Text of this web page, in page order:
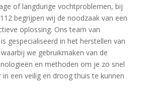
of langdurige vochtproblemen, bij
begrijpen wij de noodzaak van een
oplossing.​ Ons team van
gespecialiseerd in het herstellen van
we gebruikmaken van de
en methoden om je zo snel
een veilig en droog thuis te kunnen